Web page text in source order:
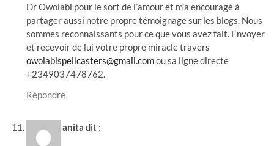
Dr Owolabi pour le sort de l’amour et m’a encouragé à
partager aussi notre propre témoignage sur les blogs. Nous
sommes reconnaissants pour ce que vous avez fait. Envoyer
et recevoir de lui votre propre miracle travers
owolabispellcasters@gmail.comou sa ligne directe
+2349037478762.
Répondre
anita dit :